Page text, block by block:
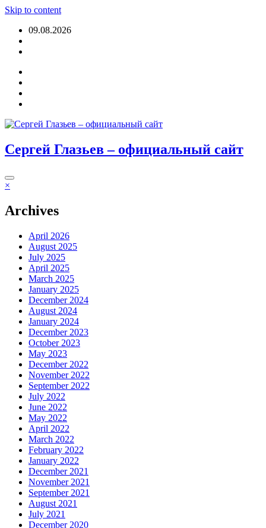
Skip to content
09.08.2026
Сергей Глазьев – официальный сайт
×
Archives
April 2026
August 2025
July 2025
April 2025
March 2025
January 2025
December 2024
August 2024
January 2024
December 2023
October 2023
May 2023
December 2022
November 2022
September 2022
July 2022
June 2022
May 2022
April 2022
March 2022
February 2022
January 2022
December 2021
November 2021
September 2021
August 2021
July 2021
December 2020